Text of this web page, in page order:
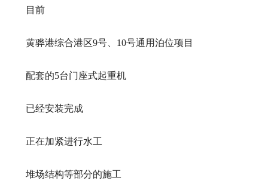
目前
黄骅港综合港区9号、10号通用泊位项目
配套的5台门座式起重机
已经安装完成
正在加紧进行水工
堆场结构等部分的施工